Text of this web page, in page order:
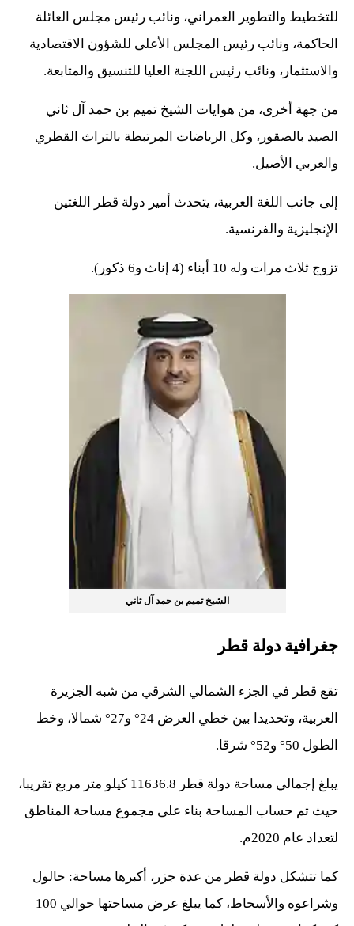
للتخطيط والتطوير العمراني، ونائب رئيس مجلس العائلة
الحاكمة، ونائب رئيس المجلس الأعلى للشؤون الاقتصادية
والاستثمار، ونائب رئيس اللجنة العليا للتنسيق والمتابعة.
من جهة أخرى، من هوايات الشيخ تميم بن حمد آل ثاني
الصيد بالصقور، وكل الرياضات المرتبطة بالتراث القطري
والعربي الأصيل.
إلى جانب اللغة العربية، يتحدث أمير دولة قطر اللغتين
الإنجليزية والفرنسية.
تزوج ثلاث مرات وله 10 أبناء (4 إناث و6 ذكور).
الشيخ تميم بن حمد آل ثاني
جغرافية دولة قطر
تقع قطر في الجزء الشمالي الشرقي من شبه الجزيرة
العربية، وتحديدا بين خطي العرض 24° و27° شمالا، وخط
الطول 50° و52° شرقا.
يبلغ إجمالي مساحة دولة قطر 11636.8 كيلو متر مربع تقريبا،
حيث تم حساب المساحة بناء على مجموع مساحة المناطق
لتعداد عام 2020م.
كما تتشكل دولة قطر من عدة جزر، أكبرها مساحة: حالول
وشراعوه والأسحاط، كما يبلغ عرض مساحتها حوالي 100